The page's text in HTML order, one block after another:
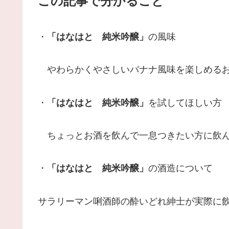
・ 「はなはと 純米吟醸」 の風味
やわらかくやさしいバナナ風味を楽しめる
・ 「はなはと 純米吟醸」 を試してほしい方
ちょっとお酒を飲んで一息つきたい方に飲
・ 「はなはと 純米吟醸」 の酒造について
サラリーマン唎酒師の酔いどれ紳士が実際に